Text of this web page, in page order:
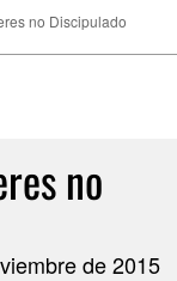
no Discipulado
no
de 2015